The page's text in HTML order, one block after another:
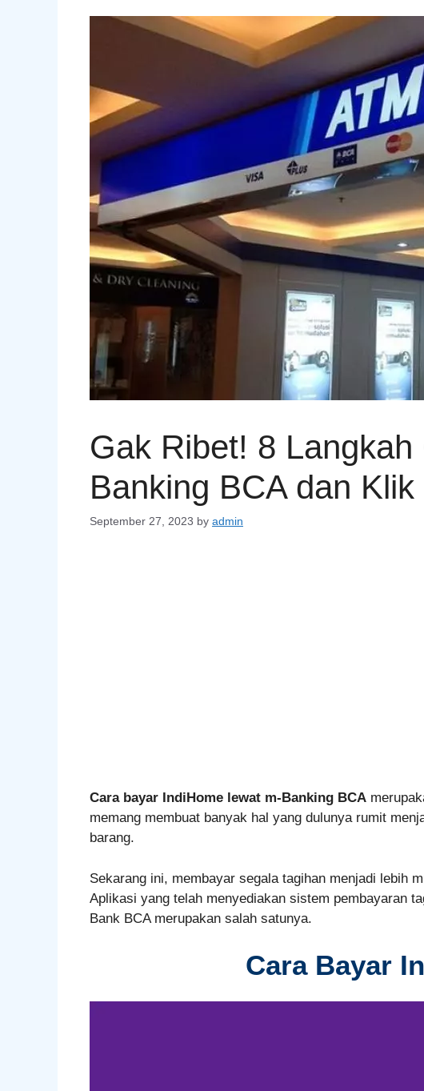
Gak Ribet! 8
Banking BCA dan
September 27, 2023 by admin
Cara bayar IndiHome lewat m-Banking BCA
memang membuat banyak hal yang dulunya rumit
barang.
Sekarang ini, membayar segala tagihan menjadi lebih
Aplikasi yang telah menyediakan sistem pembayaran
Bank BCA merupakan salah satunya.
Cara Bayar